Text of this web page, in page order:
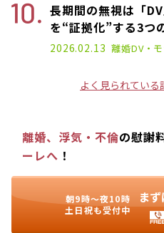
長期間の無視は「
を“証拠化”する3つ
2026.02.13 離婚DV・
よく見られている
離婚、浮気・不倫の慰謝
ーレへ ！
朝9時〜夜10時
土日祝も受付中
ま